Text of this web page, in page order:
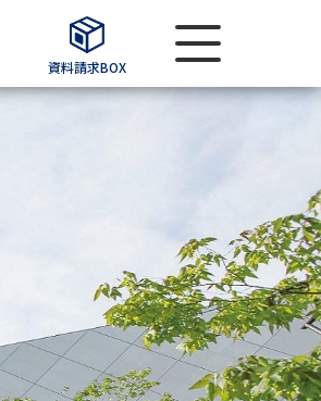
資料請求BOX